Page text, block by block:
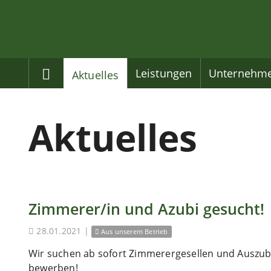
Home
Aktuelles Leistungen
Aktuelles
Zimmerer/in und Azubi gesucht!
28.01.2021 | Aus unserem Betrieb
Wir suchen ab sofort Zimmerergesellen und
bewerben!